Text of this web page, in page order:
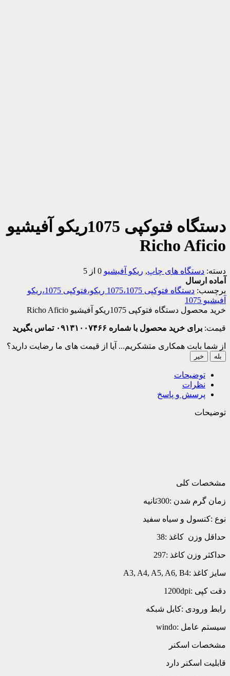
دستگاه فتوکپی 1075ریکو آفیشیو
Richo Aficio
دسته: دستگاه های چاپ, ریکو آفیشیو 0 از 5
آماده ارسال
برچسب:
دستگاه فتوکپی 1075،1075 ریکو،فتوکپی 1075،ریکو
آفیشیو 1075
خرید محصول دستگاه فتوکپی 1075ریکو آفیشیو Richo Aficio
قیمت: برای خرید محصول با شماره ۰۹۱۳۱۰۰۷۴۶۶ تماس بگیرید
از شما بابت همکاری متشکریم... آیا از قیمت های ما رضایت دارید؟
بله خیر
توضیحات
نظرات
پرسش و پاسخ
توضیحات
مشخصات کلی
زمان گرم شدن :300ثانیه
نوع :کنسول و سیاه سفید
حداقل وزن کاغذ :38
حداکثر وزن کاغذ :297
سایز کاغذ :A3, A4, A5, A6, B4
دقت کپی :1200dpi
رابط ورودی :کابل شبکه
سیستم عامل :windo
مشخصات اسکنر
قابلیت اسکنر دارد